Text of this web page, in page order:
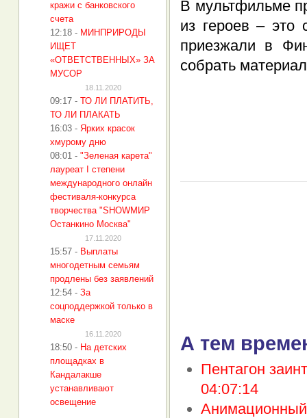
В мультфильме
из героев – это
приезжали в
собрать
А тем
Пентагон
04:07:14
кражи с банковского
счета
12:18 - МИНПРИРОДЫ
ИЩЕТ
«ОТВЕТСТВЕННЫХ» ЗА
МУСОР
18.11.2020
09:17 - ТО ЛИ ПЛАТИТЬ,
ТО ЛИ ПЛАКАТЬ
16:03 - Ярких красок
хмурому дню
08:01 - "Зеленая карета"
лауреат I степени
международного онлайн
фестиваля-конкурса
творчества "SHOWMИР
Останкино Москва"
17.11.2020
15:57 - Выплаты
многодетным семьям
продлены без заявлений
12:54 - За
соцподдержкой только в
маске
16.11.2020
18:50 - На детских
площадках в
Кандалакше
устанавливают
освещение